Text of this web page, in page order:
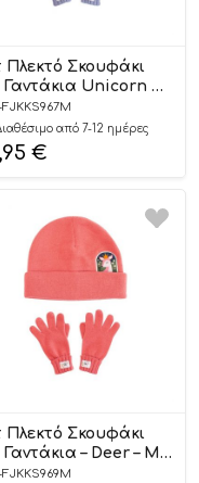
Πλεκτό Σκουφάκι
Γαντάκια Unicorn M
από 7-12 ημέρες
€
Πλεκτό Σκουφάκι
Γαντάκια – Deer – M –